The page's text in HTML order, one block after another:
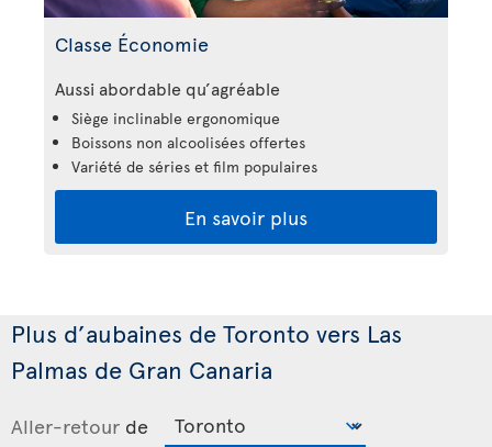
Classe Économie
Aussi abordable qu’agréable
Siège inclinable ergonomique
Boissons non alcoolisées offertes
Variété de séries et film populaires
En savoir plus
Plus d’aubaines de Toronto vers Las
Palmas de Gran Canaria
Aller-retour de